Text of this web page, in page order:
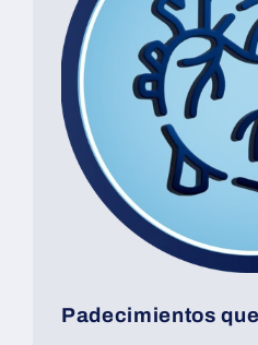
Padecimientos